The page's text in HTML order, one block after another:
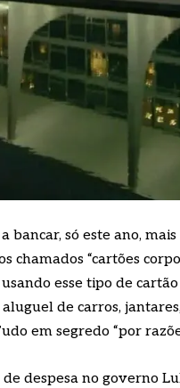
só este ano,
chamados “cartões
esse tipo de
de carros,
em segredo “por
despesa no governo